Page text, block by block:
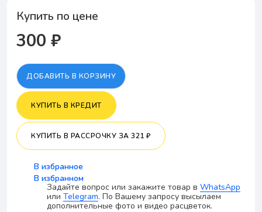
Купить по цене
300 ₽
ДОБАВИТЬ В КОРЗИНУ
КУПИТЬ В КРЕДИТ
КУПИТЬ В РАССРОЧКУ ЗА 321 ₽
В избранное
В избранном
Задайте вопрос или закажите товар в WhatsApp
или Telegram. По Вашему запросу высылаем
дополнительные фото и видео расцветок.